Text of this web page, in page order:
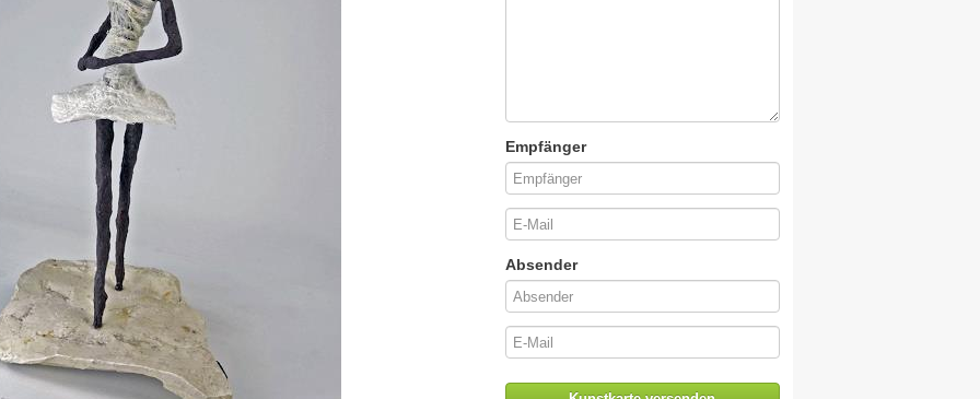
Empfänger
Absender